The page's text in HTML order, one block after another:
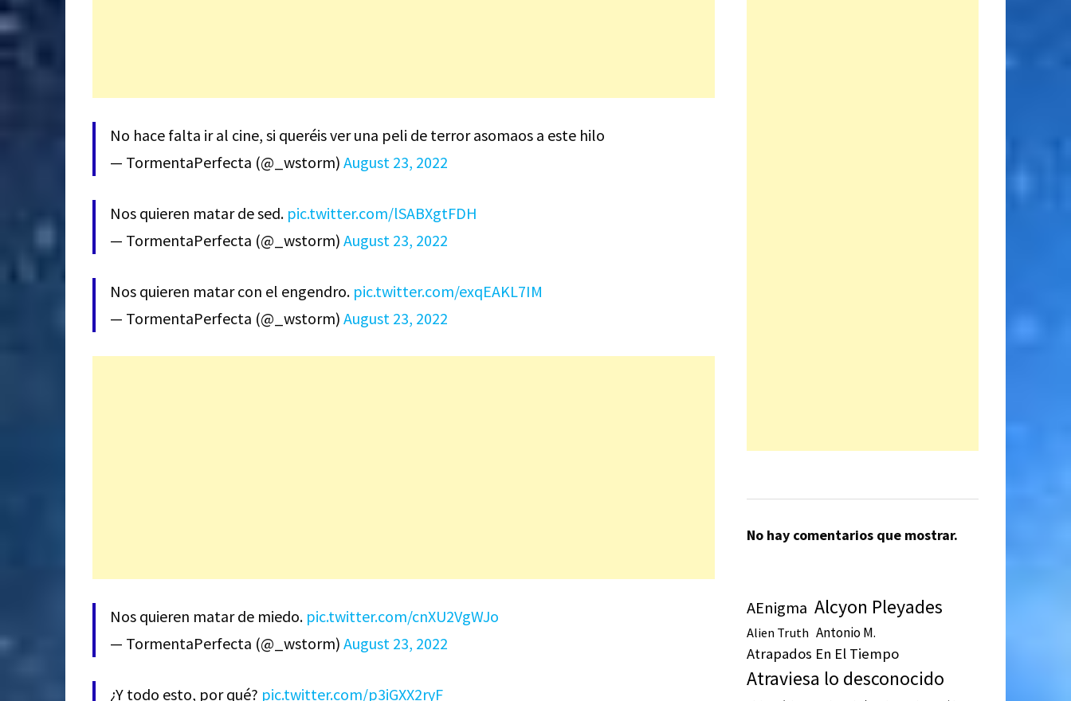
No hace falta ir al cine, si queréis ver una peli de terror asomaos a este hilo
— TormentaPerfecta (@_wstorm) August 23, 2022
Nos quieren matar de sed. pic.twitter.com/lSABXgtFDH
— TormentaPerfecta (@_wstorm) August 23, 2022
Nos quieren matar con el engendro. pic.twitter.com/exqEAKL7IM
— TormentaPerfecta (@_wstorm) August 23, 2022
Nos quieren matar de miedo. pic.twitter.com/cnXU2VgWJo
— TormentaPerfecta (@_wstorm) August 23, 2022
¿Y todo esto, por qué? pic.twitter.com/p3iGXX2ryF
No hay comentarios que mostrar.
AEnigma Alcyon Pleyades
Alien Truth Antonio M.
Atrapados En El Tiempo
Atraviesa lo desconocido